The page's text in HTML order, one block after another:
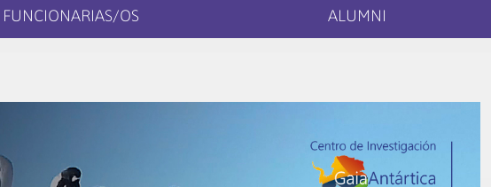
FUNCIONARIAS/OS ALUMNI